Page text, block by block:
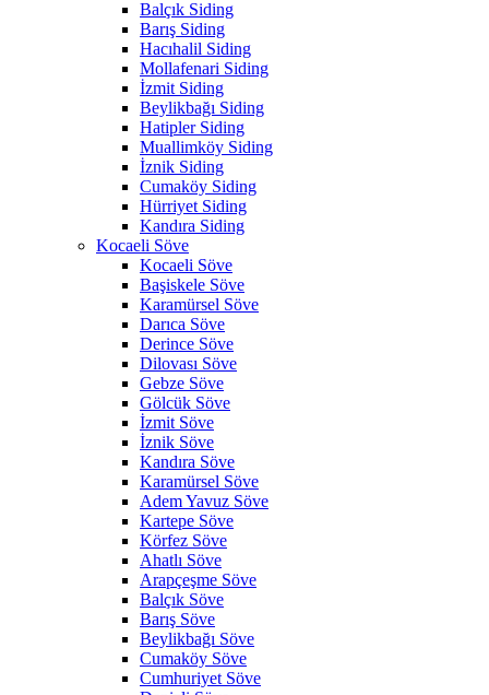
Balçık Siding
Barış Siding
Hacıhalil Siding
Mollafenari Siding
İzmit Siding
Beylikbağı Siding
Hatipler Siding
Muallimköy Siding
İznik Siding
Cumaköy Siding
Hürriyet Siding
Kandıra Siding
Kocaeli Söve
Kocaeli Söve
Başiskele Söve
Karamürsel Söve
Darıca Söve
Derince Söve
Dilovası Söve
Gebze Söve
Gölcük Söve
İzmit Söve
İznik Söve
Kandıra Söve
Karamürsel Söve
Adem Yavuz Söve
Kartepe Söve
Körfez Söve
Ahatlı Söve
Arapçeşme Söve
Balçık Söve
Barış Söve
Beylikbağı Söve
Cumaköy Söve
Cumhuriyet Söve